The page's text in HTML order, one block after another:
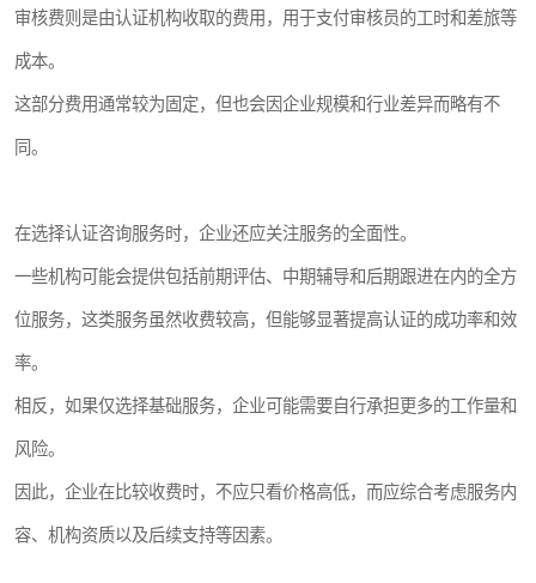
审核费则是由认证机构收取的费用，用于支付审核员的工时和差旅等
成本。
这部分费用通常较为固定，但也会因企业规模和行业差异而略有不
同。
在选择认证咨询服务时，企业还应关注服务的全面性。
一些机构可能会提供包括前期评估、中期辅导和后期跟进在内的全方
位服务，这类服务虽然收费较高，但能够显著提高认证的成功率和效
率。
相反，如果仅选择基础服务，企业可能需要自行承担更多的工作量和
风险。
因此，企业在比较收费时，不应只看价格高低，而应综合考虑服务内
容、机构资质以及后续支持等因素。